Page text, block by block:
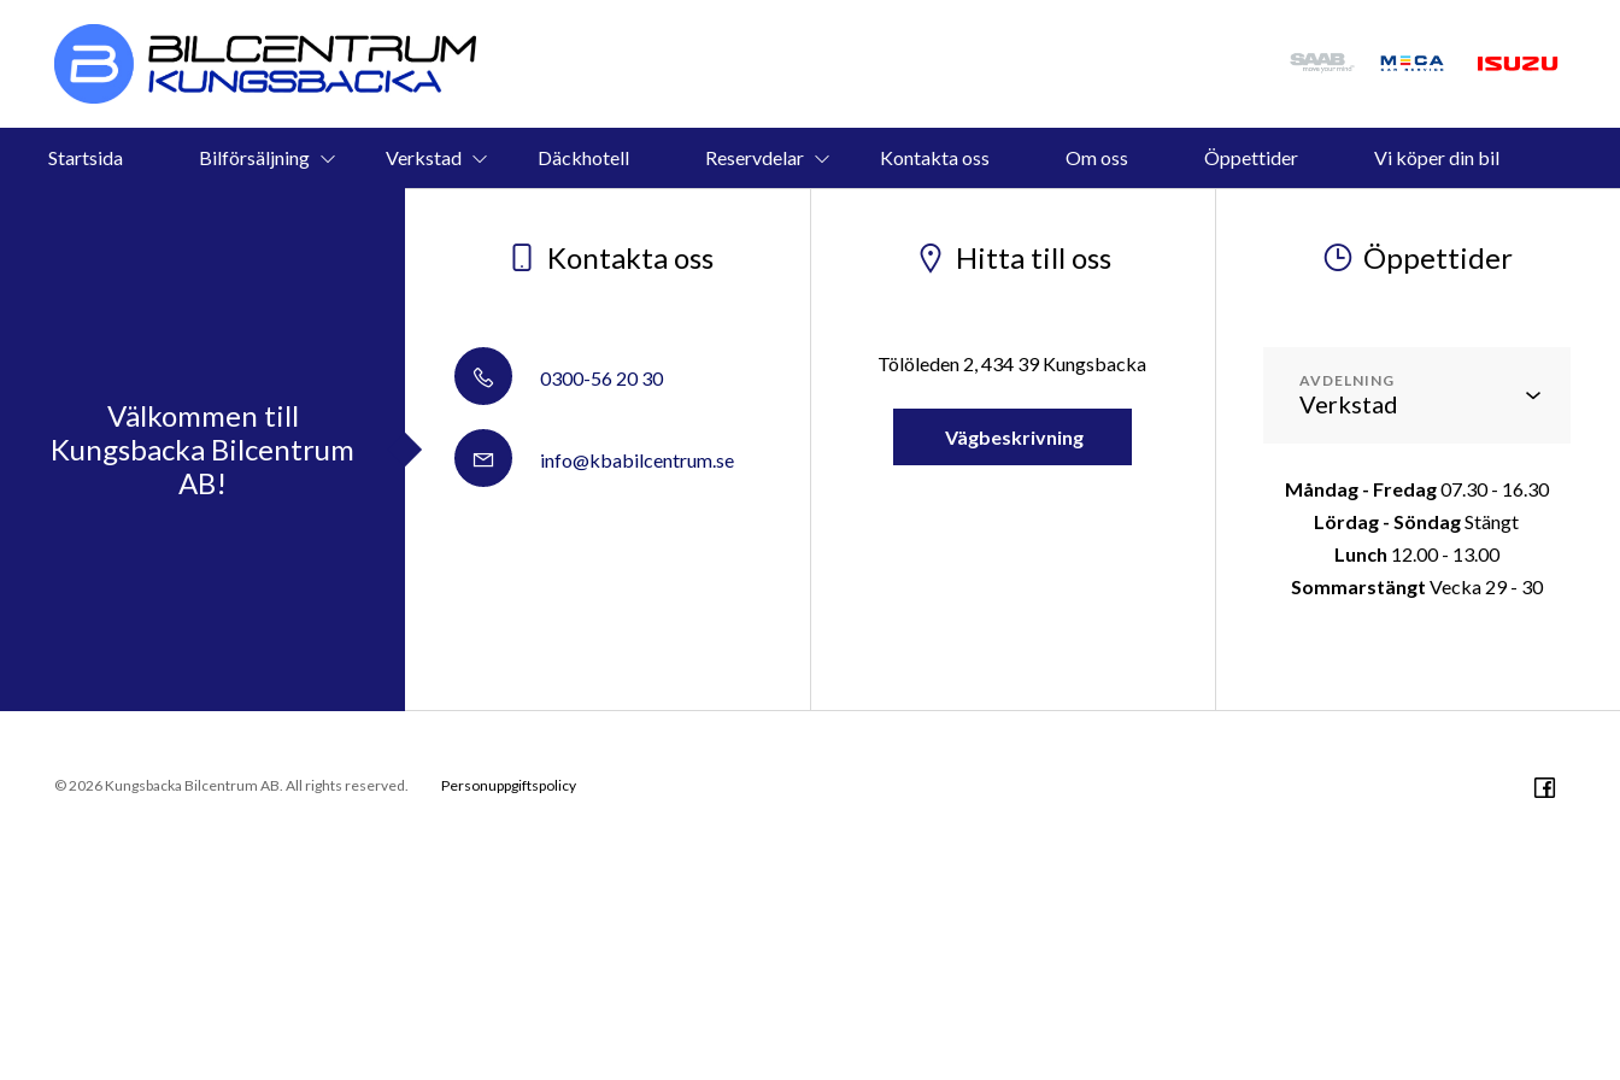
Startsida Bilförsäljning Verkstad Däckhotell Reservdelar Kontakta oss Om oss Öppettider Vi köper din bil
Välkommen till
Kungsbacka Bilcentrum
AB!
Kontakta oss
0300-56 20 30
info@kbabilcentrum.se
Hitta till oss
Tölöleden 2, 434 39 Kungsbacka
Vägbeskrivning
Öppettider
AVDELNING
Måndag - Fredag07.30 - 16.30
Lördag - SöndagStängt
Lunch 12.00 - 13.00
Sommarstängt Vecka 29 - 30
© 2026 Kungsbacka Bilcentrum AB. All rights reserved. Personuppgiftspolicy